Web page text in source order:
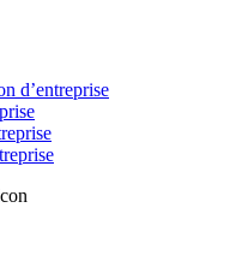
d’entreprise